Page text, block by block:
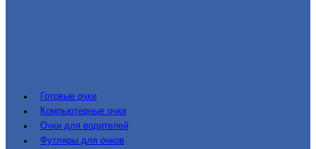
Готовые очки
Компьютерные очки
Очки для водителей
Футляры для очков